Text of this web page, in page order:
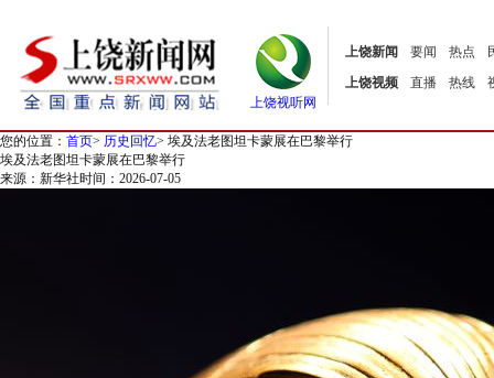
上饶视听网
上饶新闻 要闻 热点
上饶视频
直播 热线
您的位置： 首页> 历史回忆> 埃及法老图坦卡蒙展在巴黎举行
埃及法老图坦卡蒙展在巴黎举行
来源：新华社时间：2026-07-05